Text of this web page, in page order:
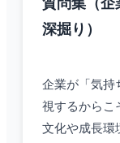
質問集（企
深掘り）
企業が「気持
視するからこ
文化や成長環